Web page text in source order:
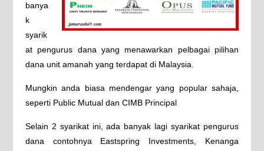
banya
k
syarik
at pengurus dana yang menawarkan pelbagai pilihan
dana unit amanah yang terdapat di Malaysia.
Mungkin anda biasa mendengar yang popular sahaja,
seperti Public Mutual dan CIMB Principal
Selain 2 syarikat ini, ada banyak lagi syarikat pengurus
dana contohnya Eastspring Investments, Kenanga